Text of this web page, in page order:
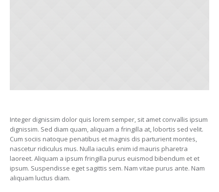
Integer dignissim dolor quis lorem semper, sit amet convallis ipsum
dignissim. Sed diam quam, aliquam a fringilla at, lobortis sed velit.
Cum sociis natoque penatibus et magnis dis parturient montes,
nascetur ridiculus mus. Nulla iaculis enim id mauris pharetra
laoreet. Aliquam a ipsum fringilla purus euismod bibendum et et
ipsum. Suspendisse eget sagittis sem. Nam vitae purus ante. Nam
aliquam luctus diam.